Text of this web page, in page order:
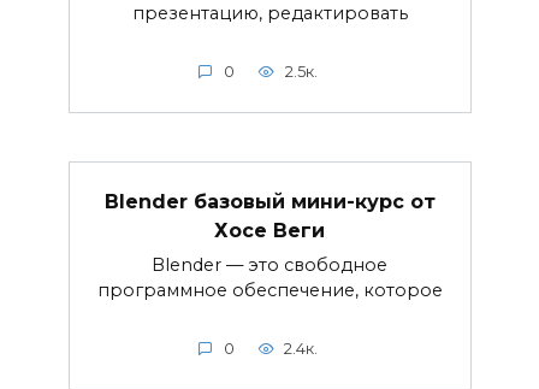
презентацию, редактировать
0 2.5к.
Blender базовый мини-курс от
Хосе Веги
Blender — это свободное
программное обеспечение, которое
0 2.4к.